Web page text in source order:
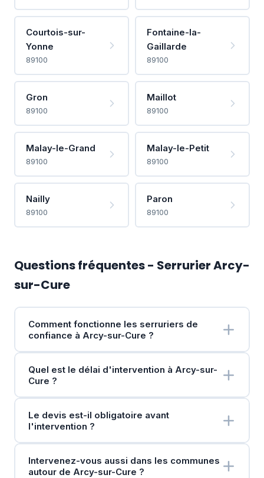
Courtois-sur-
Yonne
89100
Fontaine-la-
Gaillarde
89100
Gron
89100
Maillot
89100
Malay-le-Grand
89100
Malay-le-Petit
89100
Nailly
89100
Paron
89100
Questions fréquentes - Serrurier Arcy-
sur-Cure
Comment fonctionne les serruriers de
confiance à Arcy-sur-Cure ?
Quel est le délai d'intervention à Arcy-sur-
Cure ?
Le devis est-il obligatoire avant
l'intervention ?
Intervenez-vous aussi dans les communes
autour de Arcy-sur-Cure ?